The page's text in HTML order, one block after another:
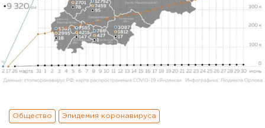
Общество Эпидемия коронавируса